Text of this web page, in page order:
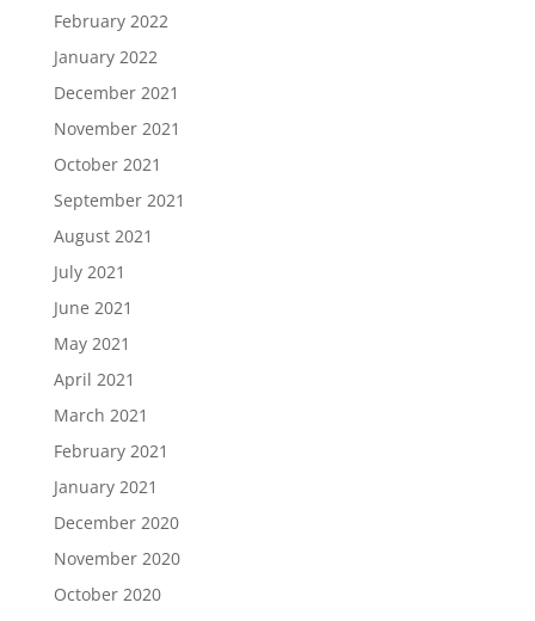
February 2022
January 2022
December 2021
November 2021
October 2021
September 2021
August 2021
July 2021
June 2021
May 2021
April 2021
March 2021
February 2021
January 2021
December 2020
November 2020
October 2020